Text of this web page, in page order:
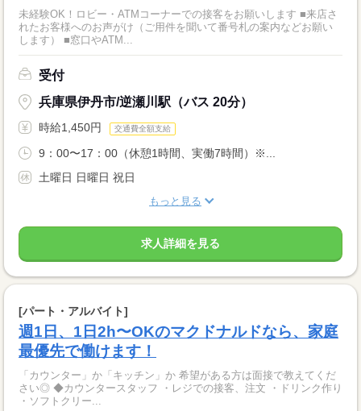
未経験OK！ロビー・ATMコーナーでの接客をお願いします ■来店さ
れたお客様へのお声がけ（ご用件を聞いて番号札の案内などお願い
します） ■窓口やATM...
受付
兵庫県伊丹市/逆瀬川駅（バス 20分）
時給1,450円 交通費全額支給
9：00〜17：00（休憩1時間、実働7時間）※...
土曜日 日曜日 祝日
もっと見る
求人詳細を見る
[パート・アルバイト]
週1日、1日2h〜OKのマクドナルドなら、家庭
最優先で働けます！
「カウンター」か「キッチン」か 希望がある方は面接で教えてくだ
さい◎ ◆カウンタースタッフ ・レジでの接客、注文 ・ドリンク作り
・ソフトクリー...